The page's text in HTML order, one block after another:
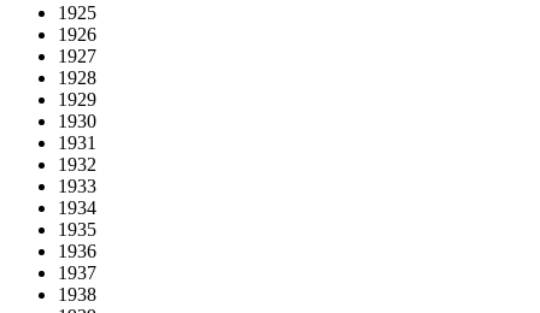
1925
1926
1927
1928
1929
1930
1931
1932
1933
1934
1935
1936
1937
1938